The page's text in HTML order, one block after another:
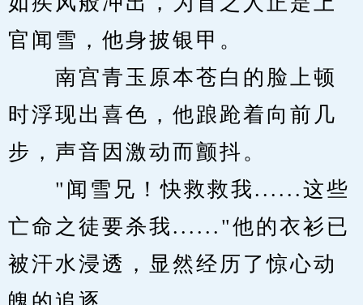
官闻雪，他身披银甲。
南宫青玉原本苍白的脸上顿
时浮现出喜色，他踉跄着向前几
步，声音因激动而颤抖。
"闻雪兄！快救救我......这些
亡命之徒要杀我......"他的衣衫已
被汗水浸透，显然经历了惊心动